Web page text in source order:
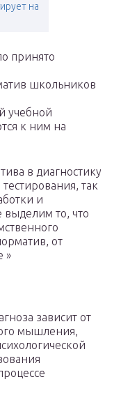
на
принято
школьников
учебной
к ним на
в диагностику
так
и
выделим то, что
от
»
зависит от
мышления,